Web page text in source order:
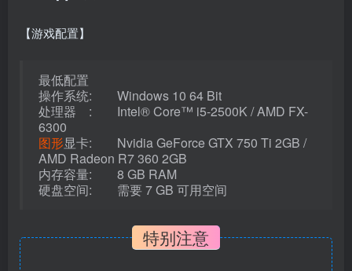
【游戏配置】
最低配置
操作系统: Windows 10 64 Bit
处理器 : Intel® Core™ i5-2500K / AMD FX-
6300
图形显卡: Nvidia GeForce GTX 750 Ti 2GB /
AMD Radeon R7 360 2GB
内存容量: 8 GB RAM
硬盘空间: 需要 7 GB 可用空间
特别注意